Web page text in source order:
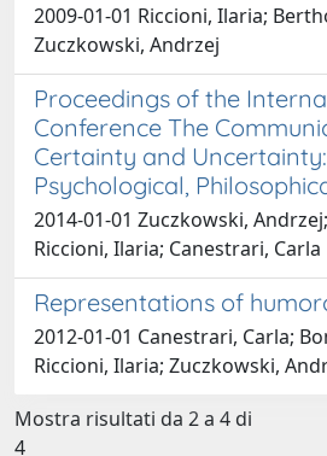
2009-01-01 Riccioni, Ilaria;
Zuczkowski, Andrzej
Proceedings of the
Conference The
Certainty and
Psychological,
2014-01-01 Zuczkowski,
Riccioni, Ilaria; Canestrari, Carla
Representations of
2012-01-01 Canestrari, Carla;
Riccioni, Ilaria; Zuczkowski,
Mostra risultati da 2 a 4 di
4